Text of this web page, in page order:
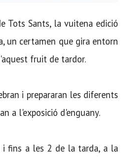
Tots Sants, la vuitena edició
un certamen que gira entorn
fruit de tardor.
i prepararan les diferents
a l'exposició d'enguany.
fins a les 2 de la tarda, a la